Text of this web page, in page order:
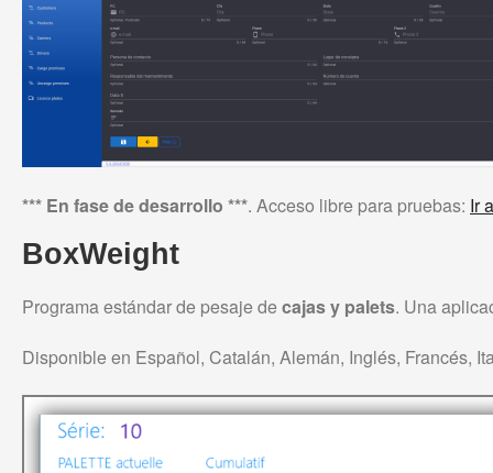
*** En fase de desarrollo ***. Acceso libre para pruebas: Ir
BoxWeight
Programa estándar de pesaje de cajas y palets. Una
Disponible en Español, Catalán, Alemán, Inglés, Francés,